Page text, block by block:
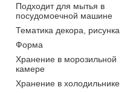
Подходит для мытья в
посудомоечной машине
Тематика декора, рисунка
Форма
Хранение в морозильной
камере
Хранение в холодильнике